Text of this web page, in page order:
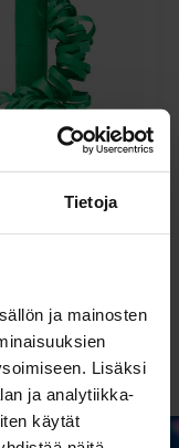
Tietoja
ja mainosten
Lisäksi
ja analytiikka-
käytät